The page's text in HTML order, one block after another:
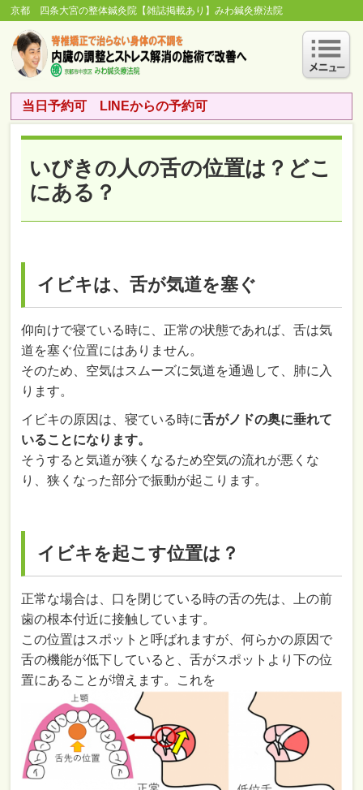
京都 四条大宮の整体鍼灸院【雑誌掲載あり】みわ鍼灸療法院
当日予約可 LINEからの予約可
いびきの人の舌の位置は？どこ
にある？
イビキは、舌が気道を塞ぐ
仰向けで寝ている時に、正常の状態であれば、舌は気
道を塞ぐ位置にはありません。
そのため、空気はスムーズに気道を通過して、肺に入
ります。
イビキの原因は、寝ている時に舌がノドの奥に垂れて
いることになります。
そうすると気道が狭くなるため空気の流れが悪くな
り、狭くなった部分で振動が起こります。
イビキを起こす位置は？
正常な場合は、口を閉じている時の舌の先は、上の前
歯の根本付近に接触しています。
この位置はスポットと呼ばれますが、何らかの原因で
舌の機能が低下していると、舌がスポットより下の位
置にあることが増えます。これを